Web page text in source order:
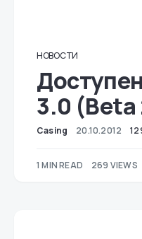
НОВОСТИ
3.0 (Beta
Casing 20.10.2012
1 MIN READ 269 VIEWS